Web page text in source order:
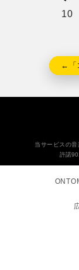
10
←「
当サービスの
許諾